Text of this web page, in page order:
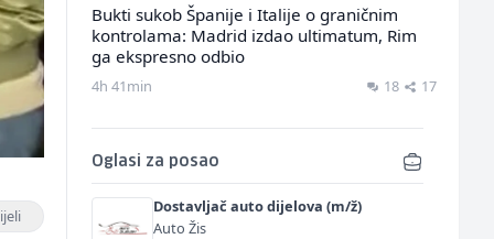
Bukti sukob Španije i Italije o graničnim
kontrolama: Madrid izdao ultimatum, Rim
ga ekspresno odbio
4h 41min 18 17
Oglasi za posao
Dostavljač auto dijelova (m/ž)
Auto Žis